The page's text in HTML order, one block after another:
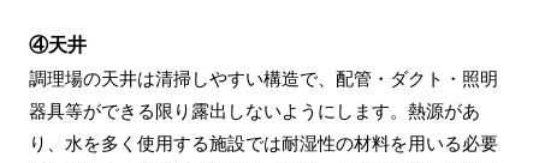
④天井
調理場の天井は清掃しやすい構造で、配管・ダクト・照明
器具等ができる限り露出しないようにします。熱源があ
り、水を多く使用する施設では耐湿性の材料を用いる必要